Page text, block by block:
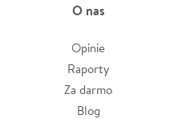
O nas
Opinie
Raporty
Za darmo
Blog